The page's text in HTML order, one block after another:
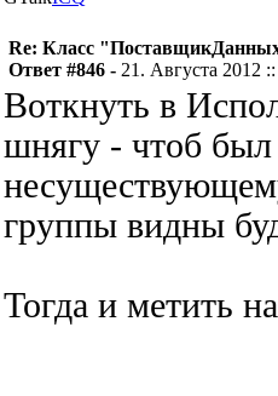
Re: Класс
Ответ #846 - 21. Августа 2012
Воткнуть в
шнягу - чтоб был
группы видны
Тогда и метить